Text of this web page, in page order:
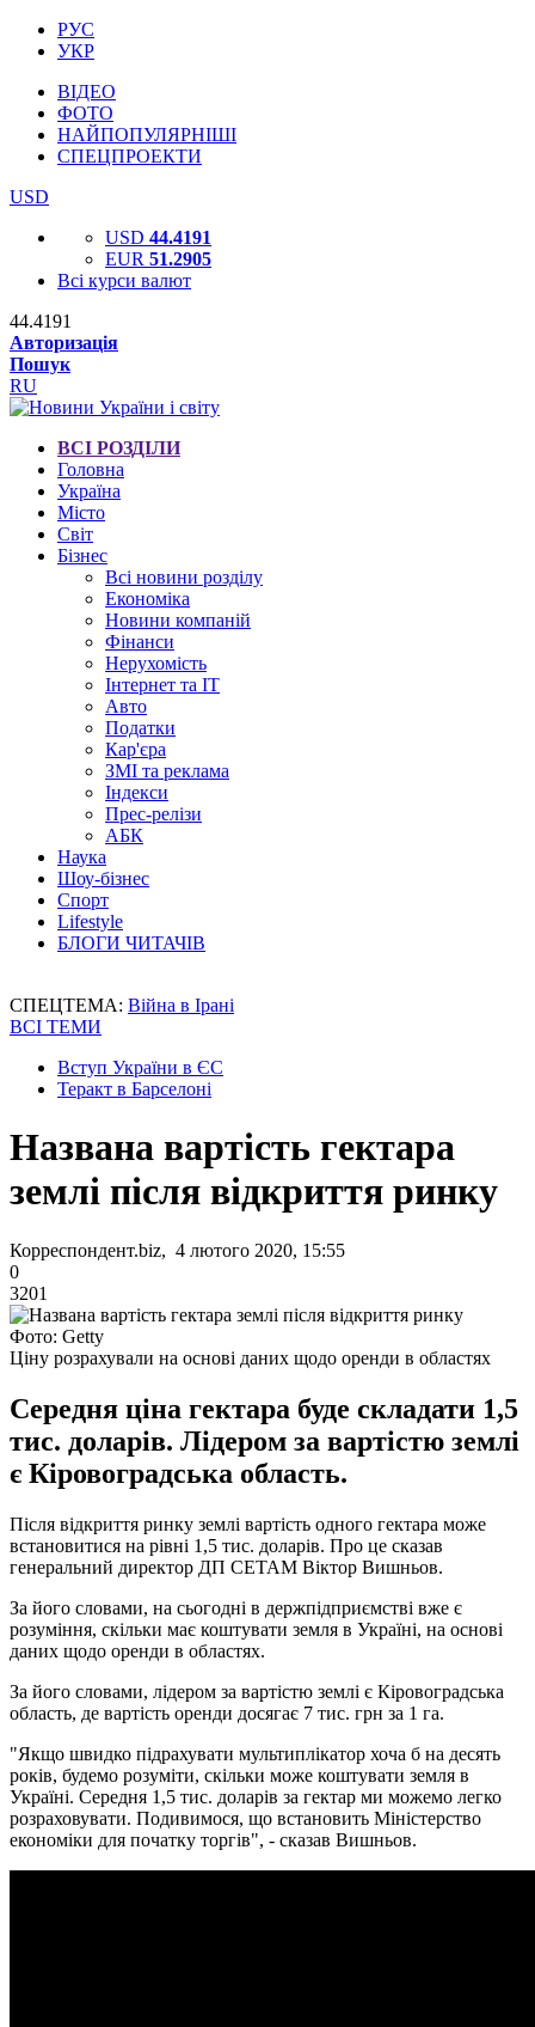
РУС
УКР
ВІДЕО
ФОТО
НАЙПОПУЛЯРНІШІ
СПЕЦПРОЕКТИ
USD
USD 44.4191
EUR 51.2905
Всі курси валют
44.4191
Авторизація
Пошук
RU
ВСІ РОЗДІЛИ
Головна
Україна
Місто
Світ
Бізнес
Всі новини розділу
Економіка
Новини компаній
Фінанси
Нерухомість
Інтернет та IT
Авто
Податки
Кар'єра
ЗМІ та реклама
Індекси
Прес-релізи
АБК
Наука
Шоу-бізнес
Спорт
Lifestyle
БЛОГИ ЧИТАЧІВ
СПЕЦТЕМА: Війна в Ірані
ВСІ ТЕМИ
Вступ України в ЄС
Теракт в Барселоні
Названа вартість гектара
землі після відкриття ринку
Корреспондент.biz, 4 лютого 2020, 15:55
0
3201
Фото: Getty
Ціну розрахували на основі даних щодо оренди в областях
Середня ціна гектара буде складати 1,5
тис. доларів. Лідером за вартістю землі
є Кіровоградська область.
Після відкриття ринку землі вартість одного гектара може
встановитися на рівні 1,5 тис. доларів. Про це сказав
генеральний директор ДП СЕТАМ Віктор Вишньов.
За його словами, на сьогодні в держпідприємстві вже є
розуміння, скільки має коштувати земля в Україні, на основі
даних щодо оренди в областях.
За його словами, лідером за вартістю землі є Кіровоградська
область, де вартість оренди досягає 7 тис. грн за 1 га.
"Якщо швидко підрахувати мультиплікатор хоча б на десять
років, будемо розуміти, скільки може коштувати земля в
Україні. Середня 1,5 тис. доларів за гектар ми можемо легко
розраховувати. Подивимося, що встановить Міністерство
економіки для початку торгів", - сказав Вишньов.